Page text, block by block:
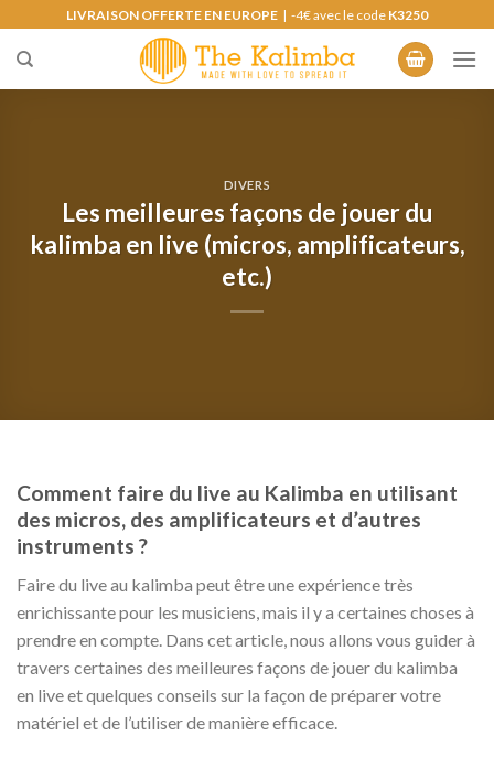
content
LIVRAISON OFFERTE EN EUROPE | -4€ avec le code K3250
DIVERS
Les meilleures façons de jouer du
kalimba en live (micros, amplificateurs,
etc.)
Comment faire du live au Kalimba en utilisant
des micros, des amplificateurs et d’autres
instruments ?
Faire du live au kalimba peut être une expérience très
enrichissante pour les musiciens, mais il y a certaines choses à
prendre en compte. Dans cet article, nous allons vous guider à
travers certaines des meilleures façons de jouer du kalimba
en live et quelques conseils sur la façon de préparer votre
matériel et de l’utiliser de manière efficace.